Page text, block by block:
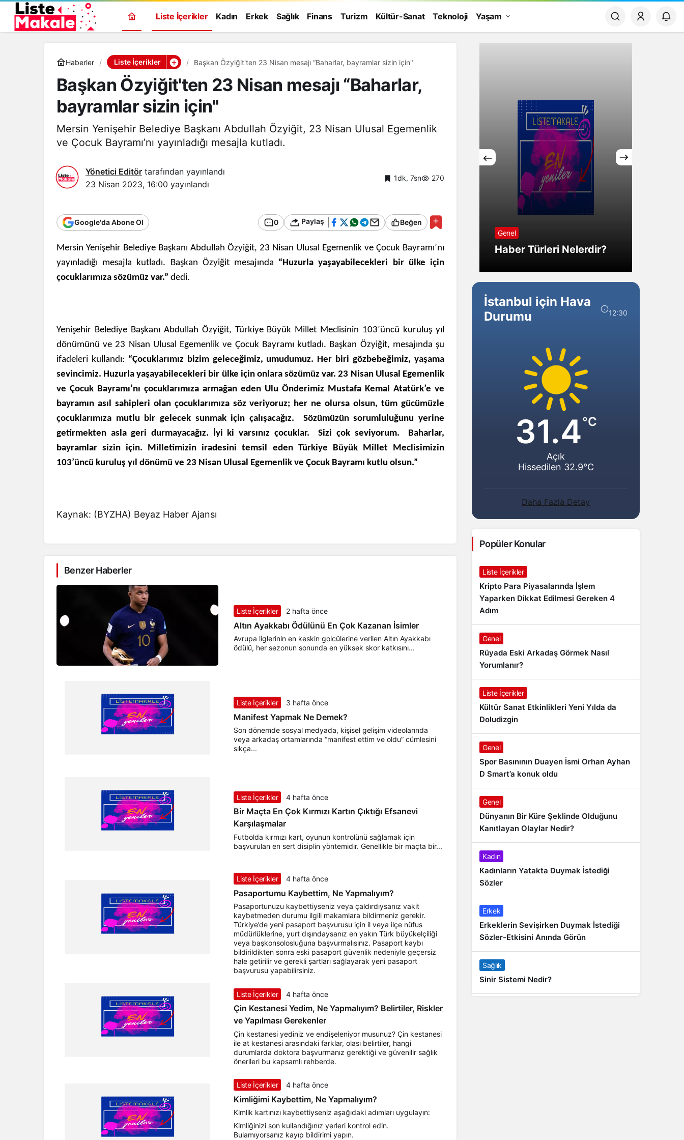
Liste İçerikler Kadın Erkek Sağlık Finans Turizm Kültür-Sanat Teknoloji Yaşam
Haberler Liste İçerikler Başkan Özyiğit'ten 23 Nisan mesajı “Baharlar, bayramlar sizin için"
Başkan Özyiğit'ten 23 Nisan mesajı “Baharlar,
bayramlar sizin için"
Mersin Yenişehir Belediye Başkanı Abdullah Özyiğit, 23 Nisan Ulusal Egemenlik
ve Çocuk Bayramı’nı yayınladığı mesajla kutladı.
Yönetici Editör tarafından yayınlandı
23 Nisan 2023, 16:00 yayınlandı
1dk, 7sn 270
Google'da Abone Ol 0 Paylaş Beğen
Mersin Yenişehir Belediye Başkanı Abdullah Özyiğit, 23 Nisan Ulusal Egemenlik ve Çocuk Bayramı’nı
yayınladığı mesajla kutladı. Başkan Özyiğit mesajında “Huzurla yaşayabilecekleri bir ülke için
çocuklarımıza sözümüz var.” dedi.
Yenişehir Belediye Başkanı Abdullah Özyiğit, Türkiye Büyük Millet Meclisinin 103’üncü kuruluş yıl
dönümünü ve 23 Nisan Ulusal Egemenlik ve Çocuk Bayramı kutladı. Başkan Özyiğit, mesajında şu
ifadeleri kullandı: “Çocuklarımız bizim geleceğimiz, umudumuz. Her biri gözbebeğimiz, yaşama
sevincimiz. Huzurla yaşayabilecekleri bir ülke için onlara sözümüz var. 23 Nisan Ulusal Egemenlik
ve Çocuk Bayramı’nı çocuklarımıza armağan eden Ulu Önderimiz Mustafa Kemal Atatürk’e ve
bayramın asıl sahipleri olan çocuklarımıza söz veriyoruz; her ne olursa olsun, tüm gücümüzle
çocuklarımıza mutlu bir gelecek sunmak için çalışacağız. Sözümüzün sorumluluğunu yerine
getirmekten asla geri durmayacağız. İyi ki varsınız çocuklar. Sizi çok seviyorum. Baharlar,
bayramlar sizin için. Milletimizin iradesini temsil eden Türkiye Büyük Millet Meclisimizin
103’üncü kuruluş yıl dönümü ve 23 Nisan Ulusal Egemenlik ve Çocuk Bayramı kutlu olsun.”
Kaynak: (BYZHA) Beyaz Haber Ajansı
Benzer Haberler
Liste İçerikler 2 hafta önce
Altın Ayakkabı Ödülünü En Çok Kazanan İsimler
Avrupa liglerinin en keskin golcülerine verilen Altın Ayakkabı
ödülü, her sezonun sonunda en yüksek skor katkısını...
Liste İçerikler 3 hafta önce
Manifest Yapmak Ne Demek?
Son dönemde sosyal medyada, kişisel gelişim videolarında
veya arkadaş ortamlarında “manifest ettim ve oldu” cümlesini
sıkça...
Liste İçerikler 4 hafta önce
Bir Maçta En Çok Kırmızı Kartın Çıktığı Efsanevi
Karşılaşmalar
Futbolda kırmızı kart, oyunun kontrolünü sağlamak için
başvurulan en sert disiplin yöntemidir. Genellikle bir maçta bir...
Liste İçerikler 4 hafta önce
Pasaportumu Kaybettim, Ne Yapmalıyım?
Pasaportunuzu kaybettiyseniz veya çaldırdıysanız vakit
kaybetmeden durumu ilgili makamlara bildirmeniz gerekir.
Türkiye’de yeni pasaport başvurusu için il veya ilçe nüfus
müdürlüklerine, yurt dışındaysanız en yakın Türk büyükelçiliği
veya başkonsolosluğuna başvurmalısınız. Pasaport kaybı
bildirildikten sonra eski pasaport güvenlik nedeniyle geçersiz
hale getirilir ve gerekli şartları sağlayarak yeni pasaport
başvurusu yapabilirsiniz.
Liste İçerikler 4 hafta önce
Çin Kestanesi Yedim, Ne Yapmalıyım? Belirtiler, Riskler
ve Yapılması Gerekenler
Çin kestanesi yediniz ve endişeleniyor musunuz? Çin kestanesi
ile at kestanesi arasındaki farklar, olası belirtiler, hangi
durumlarda doktora başvurmanız gerektiği ve güvenilir sağlık
önerileri bu kapsamlı rehberde.
Liste İçerikler 4 hafta önce
Kimliğimi Kaybettim, Ne Yapmalıyım?
Kimlik kartınızı kaybettiyseniz aşağıdaki adımları uygulayın:
Kimliğinizi son kullandığınız yerleri kontrol edin.
Bulamıyorsanız kayıp bildirimi yapın.
Genel
Zaman Bağlanır?
Genel
Haber Türleri Nelerdir?
İstanbul için Hava
Durumu
12:30
31.4°C
Açık
Hissedilen 32.9°C
Daha Fazla Detay
Popüler Konular
Liste İçerikler
Kripto Para Piyasalarında İşlem
Yaparken Dikkat Edilmesi Gereken 4
Adım
Genel
Rüyada Eski Arkadaş Görmek Nasıl
Yorumlanır?
Liste İçerikler
Kültür Sanat Etkinlikleri Yeni Yılda da
Doludizgin
Genel
Spor Basınının Duayen İsmi Orhan Ayhan
D Smart’a konuk oldu
Genel
Dünyanın Bir Küre Şeklinde Olduğunu
Kanıtlayan Olaylar Nedir?
Kadın
Kadınların Yatakta Duymak İstediği
Sözler
Erkek
Erkeklerin Sevişirken Duymak İstediği
Sözler-Etkisini Anında Görün
Sağlık
Sinir Sistemi Nedir?